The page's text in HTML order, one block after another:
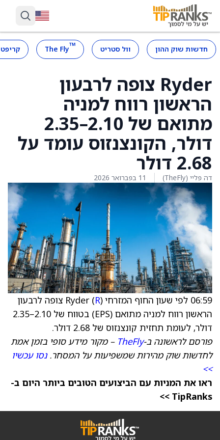
חדשות שוק ההון וול סטריט ™
The Fly
Ryder צופה לרבעון
הראשון רווח למניה
מתואם של 2.10–2.35
דולר, הקונצנזוס עומד על
2.68 דולר
דה פליי (TheFly) 11 בפברואר 2026
06:59 לפי שעון החוף המזרחי Ryder ( R
) צופה לרבעון
הראשון רווח למניה מתואם (EPS) בטווח של 2.10–2.35
דולר, לעומת תחזית קונצנזוס של 2.68 דולר.
פורסם לראשונה ב-TheFly – מקור מידע סופי בזמן אמת
לחדשות שוק מהירות שמשפיעות על המסחר.נסו עכשיו
>>
ראו את המניות עם הביצועים הטובים ביותר היום ב-
TipRanks >>